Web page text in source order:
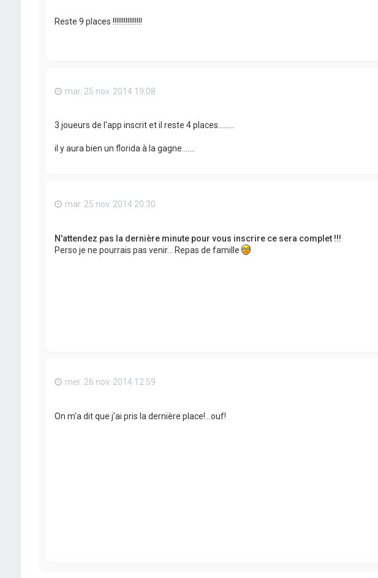
Reste 9 places !!!!!!!!!!!!!!!!
mar. 25 nov. 2014 19:08
3 joueurs de l'app inscrit et il reste 4 places.........
il y aura bien un florida à la gagne.......
mar. 25 nov. 2014 20:30
N'attendez pas la dernière minute pour vous inscrire ce sera complet !!!
Perso je ne pourrais pas venir... Repas de famille
mer. 26 nov. 2014 12:59
On m'a dit que j'ai pris la dernière place!...ouf!